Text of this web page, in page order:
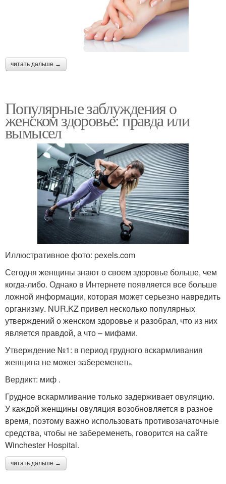
читать дальше →
Популярные заблуждения о
женском здоровье: правда или
вымысел
Иллюстративное фото: pexels.com
Сегодня женщины знают о своем здоровье больше, чем
когда-либо. Однако в Интернете появляется все больше
ложной информации, которая может серьезно навредить
организму. NUR.KZ привел несколько популярных
утверждений о женском здоровье и разобрал, что из них
является правдой, а что – мифами.
Утверждение №1: в период грудного вскармливания
женщина не может забеременеть.
Вердикт: миф .
Грудное вскармливание только задерживает овуляцию.
У каждой женщины овуляция возобновляется в разное
время, поэтому важно использовать противозачаточные
средства, чтобы не забеременеть, говорится на сайте
Winchester Hospital.
читать дальше →